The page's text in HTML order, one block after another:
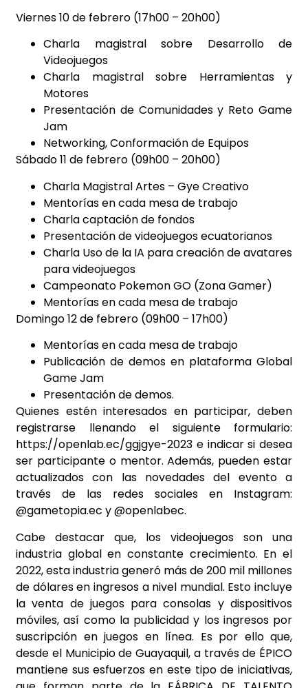
Viernes 10 de febrero (17h00 – 20h00)
Charla magistral sobre Desarrollo de
Videojuegos
Charla magistral sobre Herramientas y
Motores
Presentación de Comunidades y Reto Game
Jam
Networking, Conformación de Equipos
Sábado 11 de febrero (09h00 – 20h00)
Charla Magistral Artes – Gye Creativo
Mentorías en cada mesa de trabajo
Charla captación de fondos
Presentación de videojuegos ecuatorianos
Charla Uso de la IA para creación de avatares
para videojuegos
Campeonato Pokemon GO (Zona Gamer)
Mentorías en cada mesa de trabajo
Domingo 12 de febrero (09h00 – 17h00)
Mentorías en cada mesa de trabajo
Publicación de demos en plataforma Global
Game Jam
Presentación de demos.
Quienes estén interesados en participar, deben
registrarse llenando el siguiente formulario:
https://openlab.ec/ggjgye-2023 e indicar si desea
ser participante o mentor. Además, pueden estar
actualizados con las novedades del evento a
través de las redes sociales en Instagram:
@gametopia.ec y @openlabec.
Cabe destacar que, los videojuegos son una
industria global en constante crecimiento. En el
2022, esta industria generó más de 200 mil millones
de dólares en ingresos a nivel mundial. Esto incluye
la venta de juegos para consolas y dispositivos
móviles, así como la publicidad y los ingresos por
suscripción en juegos en línea. Es por ello que,
desde el Municipio de Guayaquil, a través de ÉPICO
mantiene sus esfuerzos en este tipo de iniciativas,